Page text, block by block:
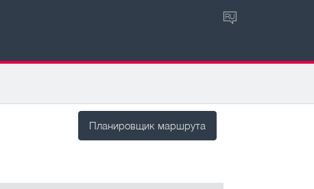
RU
Планировщик маршрута